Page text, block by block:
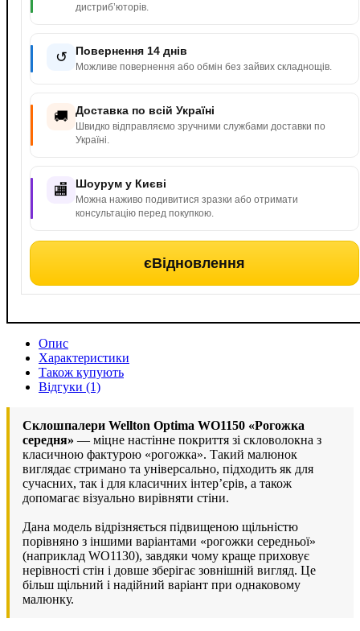
дистриб’юторів.
↺ Повернення 14 днів
Можливе повернення або обмін без зайвих складнощів.
🚚 Доставка по всій Україні
Швидко відправляємо зручними службами доставки по
Україні.
🏬 Шоурум у Києві
Можна наживо подивитися зразки або отримати
консультацію перед покупкою.
єВідновлення
Опис
Характеристики
Також купують
Відгуки (1)
Склошпалери Wellton Optima WO1150 «Рогожка
середня» — міцне настінне покриття зі скловолокна з
класичною фактурою «рогожка». Такий малюнок
виглядає стримано та універсально, підходить як для
сучасних, так і для класичних інтер’єрів, а також
допомагає візуально вирівняти стіни.
Дана модель відрізняється підвищеною щільністю
порівняно з іншими варіантами «рогожки середньої»
(наприклад WO1130), завдяки чому краще приховує
нерівності стін і довше зберігає зовнішній вигляд. Це
більш щільний і надійний варіант при однаковому
малюнку.